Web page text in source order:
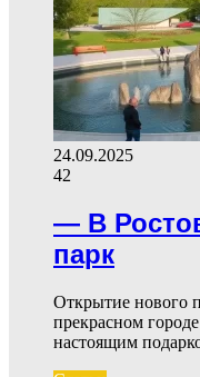
24.09.2025
42
— В
парк
Открытие нового
прекрасном
настоящим